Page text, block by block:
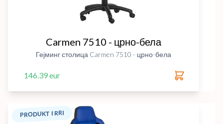
Carmen 7510 - црно-бела
Гејминг столица Carmen 7510 - црно-бела
146.39 eur
PRODUKT I RRI